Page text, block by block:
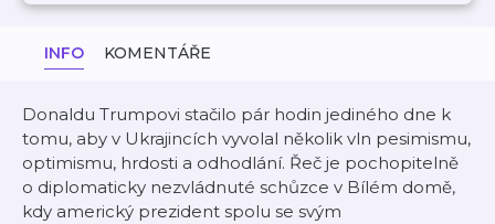
INFO KOMENTÁŘE
Donaldu Trumpovi stačilo pár hodin jediného dne k
tomu, aby v Ukrajincích vyvolal několik vln pesimismu,
optimismu, hrdosti a odhodlání. Řeč je pochopitelně
o diplomaticky nezvládnuté schůzce v Bílém domě,
kdy americký prezident spolu se svým